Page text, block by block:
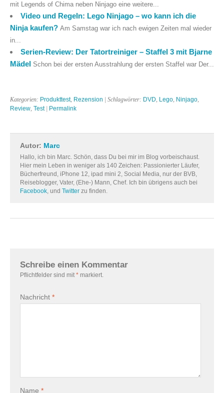
mit Legends of Chima neben Ninjago eine weitere...
Video und Regeln: Lego Ninjago – wo kann ich die
Ninja kaufen? Am Samstag war ich nach ewigen Zeiten mal wieder
in...
Serien-Review: Der Tatortreiniger – Staffel 3 mit Bjarne
Mädel Schon bei der ersten Ausstrahlung der ersten Staffel war Der...
Kategorien: Produkttest, Rezension | Schlagwörter: DVD, Lego, Ninjago,
Review, Test| Permalink
Autor: Marc
Hallo, ich bin Marc. Schön, dass Du bei mir im Blog vorbeischaust.
Hier mein Leben in weniger als 140 Zeichen: Passionierter Läufer,
Bücherfreund, iPhone 12, ipad mini 2, Social Media, nur der BVB,
Reiseblogger, Vater, (Ehe-) Mann, Chef. Ich bin übrigens auch bei
Facebook, und Twitter zu finden.
Schreibe einen Kommentar
Pflichtfelder sind mit * markiert.
Nachricht *
Name *